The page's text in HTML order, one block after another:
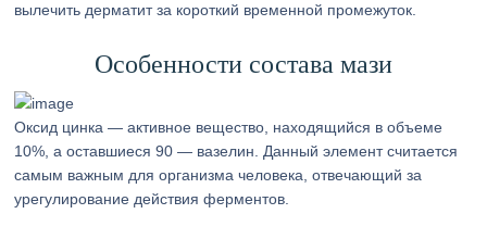
вылечить дерматит за короткий временной промежуток.
Особенности состава мази
Оксид цинка — активное вещество, находящийся в объеме
10%, а оставшиеся 90 — вазелин. Данный элемент считается
самым важным для организма человека, отвечающий за
урегулирование действия ферментов.